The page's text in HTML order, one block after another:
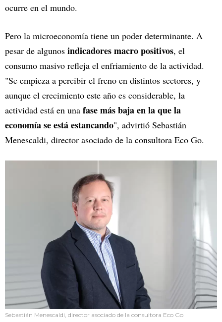
ocurre en el mundo.
Pero la microeconomía tiene un poder determinante. A
pesar de algunos indicadores macro positivos, el
consumo masivo refleja el enfriamiento de la actividad.
"Se empieza a percibir el freno en distintos sectores, y
aunque el crecimiento este año es considerable, la
actividad está en una fase más baja en la que la
economía se está estancando", advirtió Sebastián
Menescaldi, director asociado de la consultora Eco Go.
Sebastián Menescaldi, director asociado de la consultora Eco Go